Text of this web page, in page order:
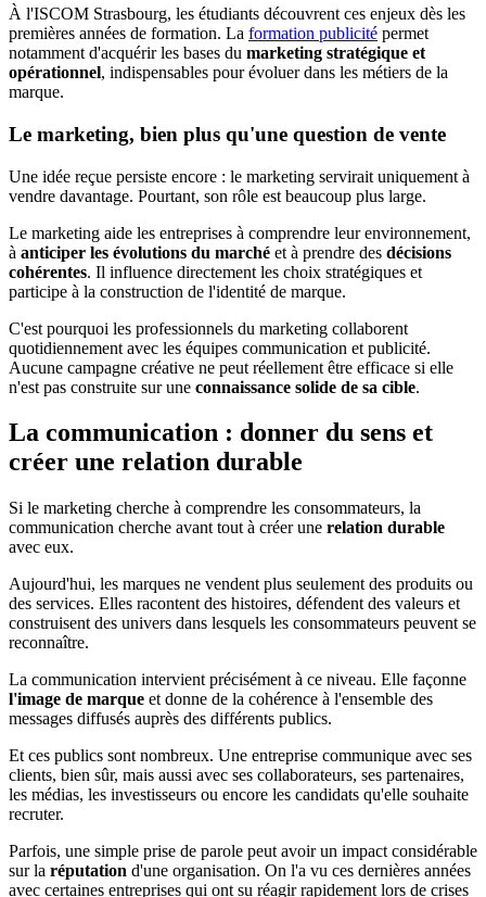
À l'ISCOM Strasbourg, les étudiants découvrent ces enjeux dès les
premières années de formation. La formation publicité permet
notamment d'acquérir les bases du marketing stratégique et
opérationnel, indispensables pour évoluer dans les métiers de la
marque.
Le marketing, bien plus qu'une question de vente
Une idée reçue persiste encore : le marketing servirait uniquement à
vendre davantage. Pourtant, son rôle est beaucoup plus large.
Le marketing aide les entreprises à comprendre leur environnement,
à anticiper les évolutions du marché et à prendre des décisions
cohérentes. Il influence directement les choix stratégiques et
participe à la construction de l'identité de marque.
C'est pourquoi les professionnels du marketing collaborent
quotidiennement avec les équipes communication et publicité.
Aucune campagne créative ne peut réellement être efficace si elle
n'est pas construite sur une connaissance solide de sa cible.
La communication : donner du sens et
créer une relation durable
Si le marketing cherche à comprendre les consommateurs, la
communication cherche avant tout à créer une relation durable
avec eux.
Aujourd'hui, les marques ne vendent plus seulement des produits ou
des services. Elles racontent des histoires, défendent des valeurs et
construisent des univers dans lesquels les consommateurs peuvent se
reconnaître.
La communication intervient précisément à ce niveau. Elle façonne
l'image de marque et donne de la cohérence à l'ensemble des
messages diffusés auprès des différents publics.
Et ces publics sont nombreux. Une entreprise communique avec ses
clients, bien sûr, mais aussi avec ses collaborateurs, ses partenaires,
les médias, les investisseurs ou encore les candidats qu'elle souhaite
recruter.
Parfois, une simple prise de parole peut avoir un impact considérable
sur la réputation d'une organisation. On l'a vu ces dernières années
avec certaines entreprises qui ont su réagir rapidement lors de crises